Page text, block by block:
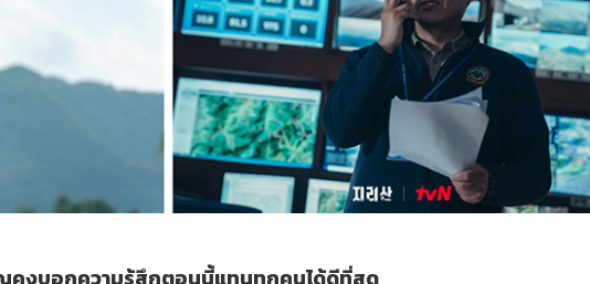
คงบอกความรู้สึกตอนนี้แทนทุกคนได้ดีที่สุด